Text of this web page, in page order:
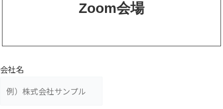
Zoom会場
会社名